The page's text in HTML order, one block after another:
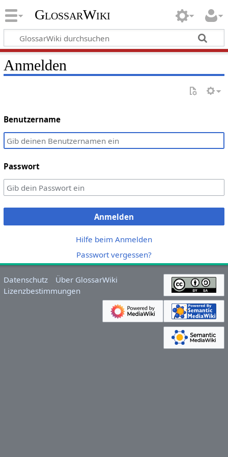
GlossarWiki
Anmelden
Benutzername
Passwort
Anmelden
Hilfe beim Anmelden
Passwort vergessen?
Datenschutz
Über GlossarWiki
Lizenzbestimmungen